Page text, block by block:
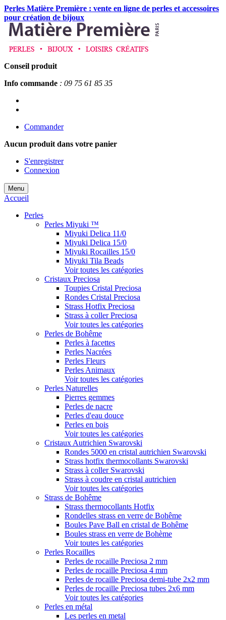
Perles Matière Première : vente en ligne de perles et accessoires
pour création de bijoux
Conseil produit
Info commande : 09 75 61 85 35
Commander
Aucun produit dans votre panier
S'enregistrer
Connexion
Menu
Accueil
Perles
Perles Miyuki ™
Miyuki Delica 11/0
Miyuki Delica 15/0
Miyuki Rocailles 15/0
Miyuki Tila Beads
Voir toutes les catégories
Cristaux Preciosa
Toupies Cristal Preciosa
Rondes Cristal Preciosa
Strass Hotfix Preciosa
Strass à coller Preciosa
Voir toutes les catégories
Perles de Bohême
Perles à facettes
Perles Nacrées
Perles Fleurs
Perles Animaux
Voir toutes les catégories
Perles Naturelles
Pierres gemmes
Perles de nacre
Perles d'eau douce
Perles en bois
Voir toutes les catégories
Cristaux Autrichien Swarovski
Rondes 5000 en cristal autrichien Swarovski
Strass hotfix thermocollants Swarovski
Strass à coller Swarovski
Strass à coudre en cristal autrichien
Voir toutes les catégories
Strass de Bohême
Strass thermocollants Hotfix
Rondelles strass en verre de Bohême
Boules Pave Ball en cristal de Bohême
Boules strass en verre de Bohème
Voir toutes les catégories
Perles Rocailles
Perles de rocaille Preciosa 2 mm
Perles de rocaille Preciosa 4 mm
Perles de rocaille Preciosa demi-tube 2x2 mm
Perles de rocaille Preciosa tubes 2x6 mm
Voir toutes les catégories
Perles en métal
Les perles en metal